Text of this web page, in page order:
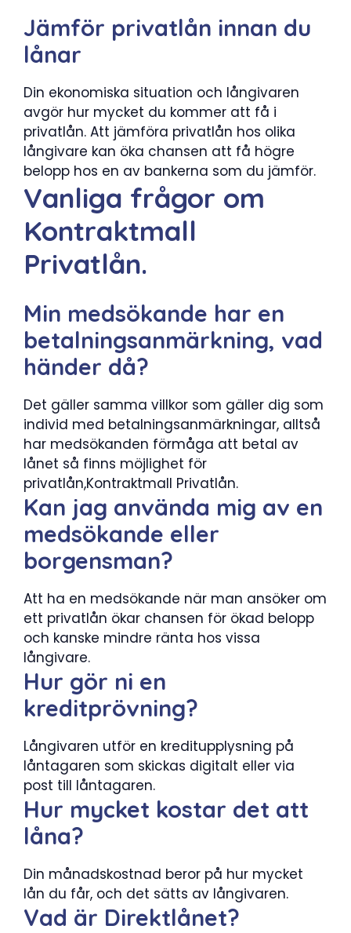
Jämför privatlån innan du
lånar
Din ekonomiska situation och långivaren
avgör hur mycket du kommer att få i
privatlån. Att jämföra privatlån hos olika
långivare kan öka chansen att få högre
belopp hos en av bankerna som du jämför.
Vanliga frågor om
Kontraktmall
Privatlån.
Min medsökande har en
betalningsanmärkning, vad
händer då?
Det gäller samma villkor som gäller dig som
individ med betalningsanmärkningar, alltså
har medsökanden förmåga att betal av
lånet så finns möjlighet för
privatlån,Kontraktmall Privatlån.
Kan jag använda mig av en
medsökande eller
borgensman?
Att ha en medsökande när man ansöker om
ett privatlån ökar chansen för ökad belopp
och kanske mindre ränta hos vissa
långivare.
Hur gör ni en
kreditprövning?
Långivaren utför en kreditupplysning på
låntagaren som skickas digitalt eller via
post till låntagaren.
Hur mycket kostar det att
låna?
Din månadskostnad beror på hur mycket
lån du får, och det sätts av långivaren.
Vad är Direktlånet?